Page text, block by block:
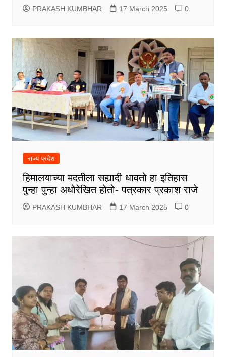
PRAKASH KUMBHAR 17 March 2025 0
राज्य प्रदेश
हिमालयाच्या मदतीला सह्यादी धावतो हा इतिहास
पुन्हा पुन्हा अधोरेखित होतो- पत्रकार प्रकाश राजे
PRAKASH KUMBHAR 17 March 2025 0